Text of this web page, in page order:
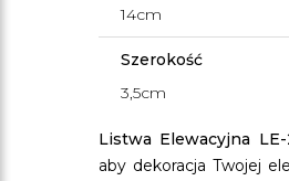
14cm
Szerokość
3,5cm
Listwa Elewacyjna LE-
aby dekoracja Twojej